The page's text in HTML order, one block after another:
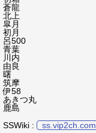
蒼龍
北上
皐月
初月
呂500
青葉
川内
由良
曙
筑摩
伊58
あきつ丸
鹿島
SSWiki :
ss.vip2ch.com